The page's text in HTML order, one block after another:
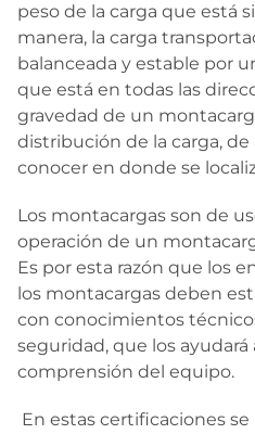
peso de la carga que está
manera, la carga
balanceada y estable por
que está en todas las
gravedad de un
distribución de la carga,
conocer en donde se
Los montacargas son de
operación de un
Es por esta razón que los
los montacargas deben
con conocimientos
seguridad, que los ayudará
comprensión del equipo.
En estas certificaciones